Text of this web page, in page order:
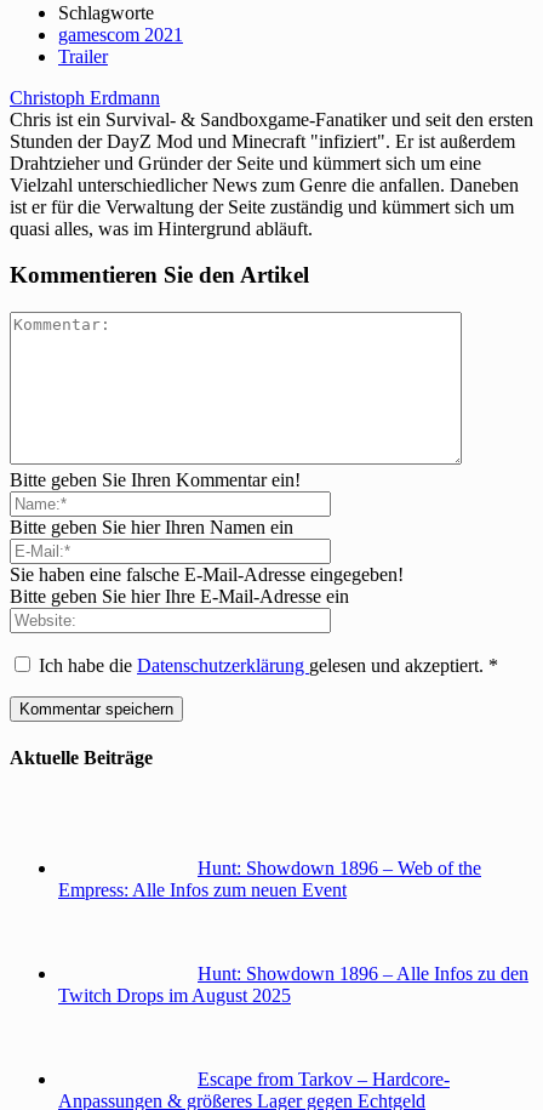
Schlagworte
gamescom 2021
Trailer
Christoph Erdmann
Chris ist ein Survival- & Sandboxgame-Fanatiker und seit den ersten
Stunden der DayZ Mod und Minecraft "infiziert". Er ist außerdem
Drahtzieher und Gründer der Seite und kümmert sich um eine
Vielzahl unterschiedlicher News zum Genre die anfallen. Daneben
ist er für die Verwaltung der Seite zuständig und kümmert sich um
quasi alles, was im Hintergrund abläuft.
Kommentieren Sie den Artikel
Bitte geben Sie Ihren Kommentar ein!
Bitte geben Sie hier Ihren Namen ein
Sie haben eine falsche E-Mail-Adresse eingegeben!
Bitte geben Sie hier Ihre E-Mail-Adresse ein
Ich habe die Datenschutzerklärung gelesen und akzeptiert. *
Aktuelle Beiträge
Hunt: Showdown 1896 – Web of the
Empress: Alle Infos zum neuen Event
Hunt: Showdown 1896 – Alle Infos zu den
Twitch Drops im August 2025
Escape from Tarkov – Hardcore-
Anpassungen & größeres Lager gegen Echtgeld